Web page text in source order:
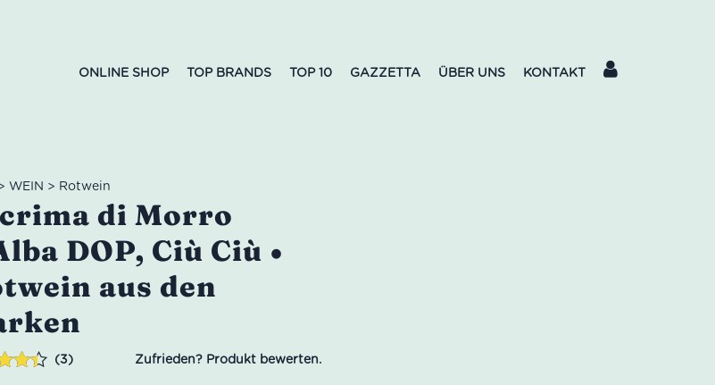
ONLINE SHOP TOP BRANDS TOP 10 GAZZETTA ÜBER UNS KONTAKT
WEIN > Rotwein
di Morro
DOP, Ciù Ciù •
aus den
3